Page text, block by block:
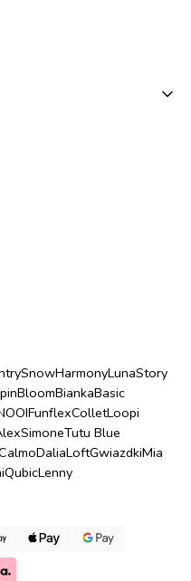
SnowHarmonyLunaStory
BloomBiankaBasic
FunflexColletLoopi
SimoneTutu Blue
DaliaLoftGwiazdkiMia
QubicLenny